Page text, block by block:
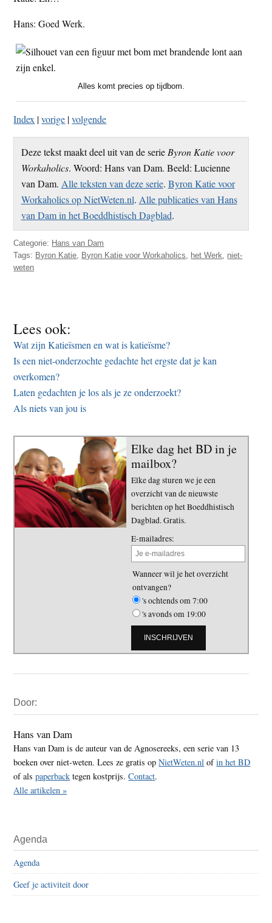
Hans: Goed Werk.
Alles komt precies op tijdbom.
Index |vorige |volgende
Deze tekst maakt deel uit van de serie Byron Katie voor
Workaholics. Woord: Hans van Dam. Beeld: Lucienne
van Dam. Alle teksten van deze serie. Byron Katie voor
Workaholics op NietWeten.nl. Alle publicaties van Hans
van Dam in het Boeddhistisch Dagblad.
Categorie: Hans van Dam
Tags: Byron Katie, Byron Katie voor Workaholics, het Werk, niet-
weten
Lees ook:
Wat zijn Katieïsmen en wat is katieïsme?
Is een niet-onderzochte gedachte het ergste dat je kan
overkomen?
Laten gedachten je los als je ze onderzoekt?
Als niets van jou is
Elke dag het BD in je
mailbox?
Elke dag sturen we je een
overzicht van de nieuwste
berichten op het Boeddhistisch
Dagblad. Gratis.
E-mailadres:
Wanneer wil je het overzicht
ontvangen?
's ochtends om 7:00
's avonds om 19:00
Sidebar
Door:
Hans van Dam
Hans van Dam is de auteur van de Agnosereeks, een serie van 13
boeken over niet-weten. Lees ze gratis opNietWeten.nl ofin het BD
of alspaperback tegen kostprijs.Contact.
Alle artikelen »
Agenda
Agenda
Geef je activiteit door